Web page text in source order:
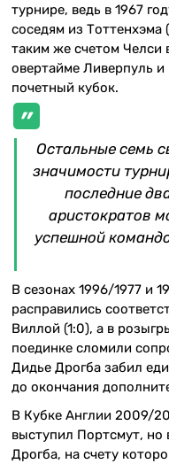
турнире, ведь в 1967
соседям из Тоттенхэма
таким же счетом
овертайме Ливерпуль
почетный кубок.
Остальные семь
значимости
последние
аристократов
успешной
В сезонах 1996/1977 и
расправились
Виллой (1:0), а в
поединке сломили
Дидье Дрогба забил
до окончания
В Кубке Англии 2009/
выступил Портсмут, но
Дрогба, на счету